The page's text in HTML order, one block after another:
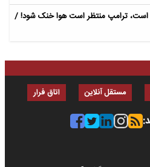
است، ترامپ منتظر است هوا خنک شود! /
مستقل آنلاین اتاق فرار